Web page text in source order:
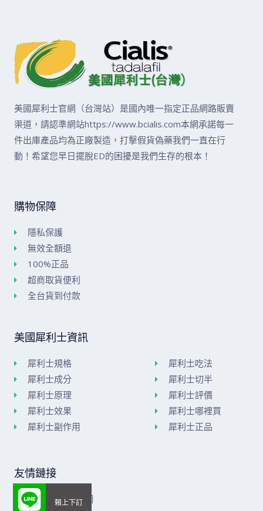
美國犀利士官網（台灣站）是國內唯一指定正品網路販賣
渠道，請認準網站https://www.bcialis.com本網承諾每一
件出庫產品均為正廠製造，打擊假貨偽藥我們一直在行
動！希望您早日擺脫ED的困擾是我們生存的根本！
購物保障
隱私保護
無效全額退
100%正品
超商取貨便利
全台貨到付款
美國犀利士資訊
犀利士規格
犀利士成分
犀利士原理
犀利士效果
犀利士副作用
犀利士吃法
犀利士切半
犀利士評價
犀利士哪裡買
犀利士正品
友情鏈接
美國威而鋼官網